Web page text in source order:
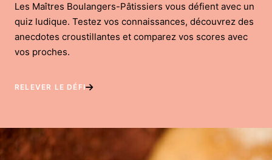
Les Maîtres Boulangers-Pâtissiers vous défient avec un
quiz ludique. Testez vos connaissances, découvrez des
anecdotes croustillantes et comparez vos scores avec
vos proches.
RELEVER LE DÉFI